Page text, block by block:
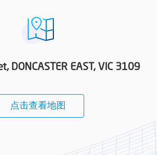
DONCASTER EAST, VIC 3109
点击查看地图